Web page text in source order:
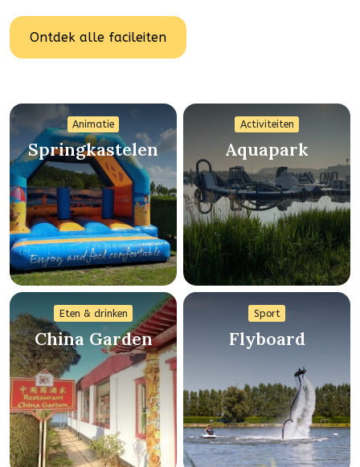
Ontdek alle facileiten
Animatie
Springkastelen
Activiteiten
Aquapark
Eten & drinken
China Garden
Sport
Flyboard